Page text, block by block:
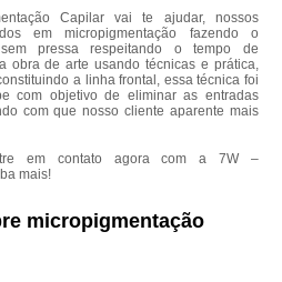
Capilar vai te ajudar, nossos
em micropigmentação fazendo o
pressa respeitando o tempo de
obra de arte usando técnicas e prática,
a linha frontal, essa técnica foi
com objetivo de eliminar as entradas
com que nosso cliente aparente mais
em contato agora com a 7W –
mais!
micropigmentação